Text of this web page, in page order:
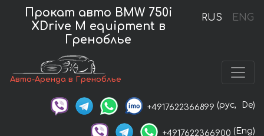
RUS ENG
Прокат авто BMW 750i
XDrive M equipment в
Греноблье
Авто-Аренда в Греноблье
+4917622366899 (рус, De)
+4917622366900 (Eng)